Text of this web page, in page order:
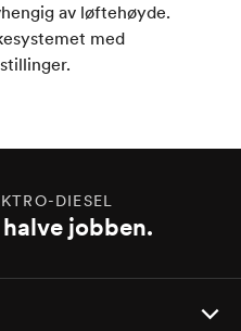
av løftehøyde.
med
DIESEL
jobben.